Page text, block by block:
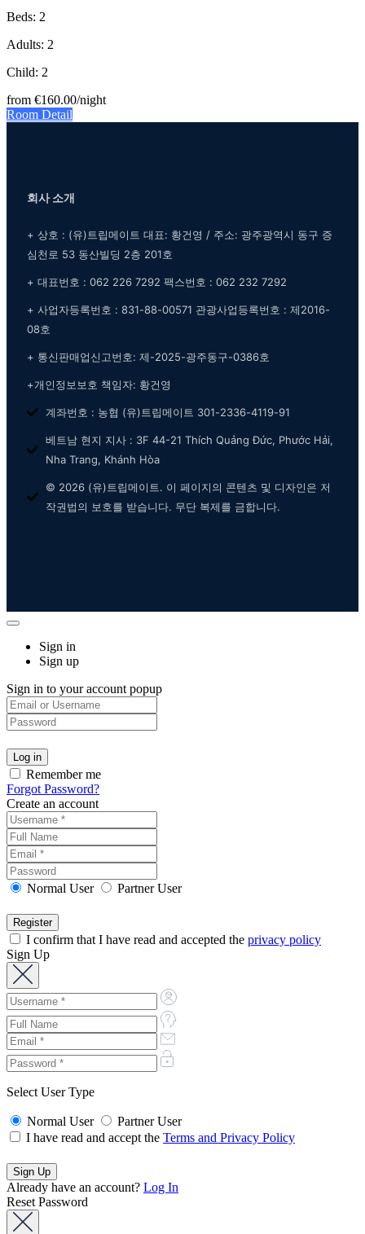
Beds: 2
Adults: 2
Child: 2
from €160.00/night
Room Detail
회사 소개
+ 상호 : (유)트립메이트 대표: 황건영 / 주소: 광주광역시 동구 증
심천로 53 동산빌딩 2층 201호
+ 대표번호 : 062 226 7292 팩스번호 : 062 232 7292
+ 사업자등록번호 : 831-88-00571 관광사업등록번호 : 제2016-
08호
+ 통신판매업신고번호: 제-2025-광주동구-0386호
+개인정보보호 책임자: 황건영
계좌번호 : 농협 (유)트립메이트 301-2336-4119-91
베트남 현지 지사 : 3F 44-21 Thích Quảng Đức, Phước Hải,
Nha Trang, Khánh Hòa
© 2026 (유)트립메이트. 이 페이지의 콘텐츠 및 디자인은 저
작권법의 보호를 받습니다. 무단 복제를 금합니다.
Sign in
Sign up
Sign in to your account popup
Remember me
Forgot Password?
Create an account
Normal User Partner User
I confirm that I have read and accepted the privacy policy
Sign Up
Select User Type
Normal User
Partner User
I have read and accept the Terms and Privacy Policy
Already have an account? Log In
Reset Password